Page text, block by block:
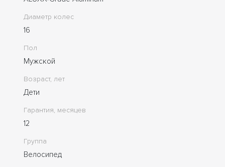
Диаметр колес
16
Пол
Мужской
Возраст, лет
Дети
Гарантия, месяцев
12
Группа
Велосипед